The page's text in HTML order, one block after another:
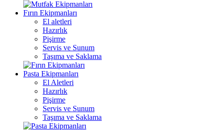
Fırın Ekipmanları
El aletleri
Hazırlık
Pişirme
Servis ve Sunum
Taşıma ve Saklama
Pasta Ekipmanları
El Aletleri
Hazırlık
Pişirme
Servis ve Sunum
Taşıma ve Saklama